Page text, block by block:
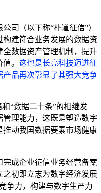
司（以下称“朴道征信”）
建符合业务发展的数据资
全数据资产管理机制，提升
。 这也是长亮科技迈进征
品再次彰显了其强大竞争
“数据二十条”的相继发
理能力，这既是塑造数字
动我国数据要素市场健康
成企业征信业务经营备案
之初即立志为数字经济发展
争力，构建与数字生产力